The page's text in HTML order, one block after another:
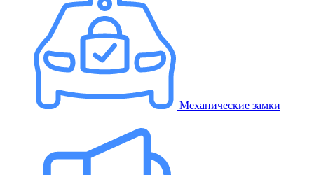
Механические замки